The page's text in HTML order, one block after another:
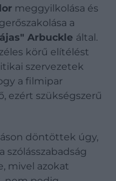
meggyilkolása és
a
Arbuckle által.
körű elítélést
szervezetek
a filmipar
ezért szükségszerű
döntöttek úgy,
szólásszabadság
mivel azokat